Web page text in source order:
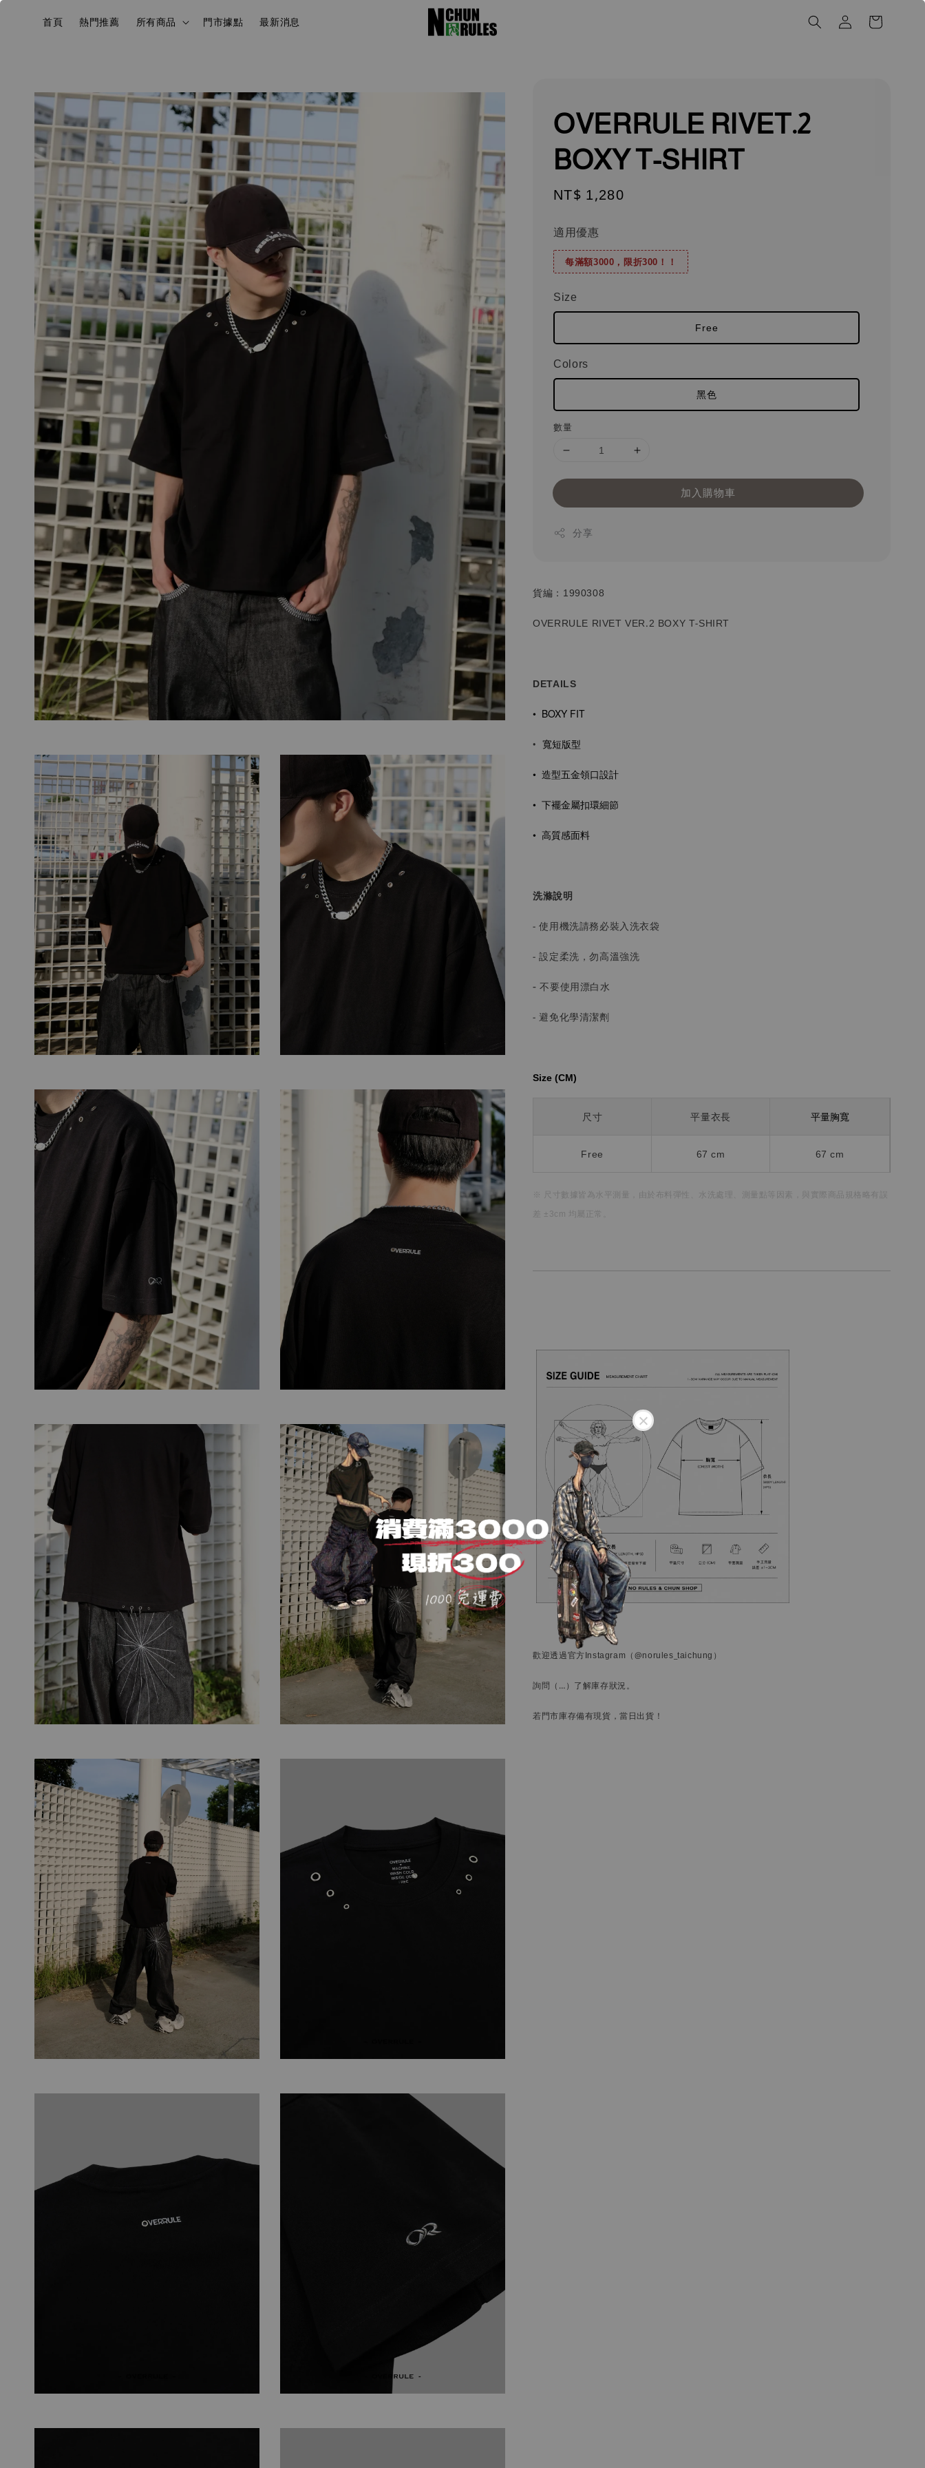
首頁 熱門推薦 所有商品 門市據點 最新消息
OVERRULE RIVET.2
BOXY T-SHIRT
Regular
NT$ 1,280
適用優惠
每滿額3000，限折300！！
Size
Free
Colors
黑色
數量
加入購物車
分享
貨編：1990308
OVERRULE RIVET VER.2 BOXY T-SHIRT
DETAILS
• BOXY FIT
• 寬短版型
• 造型五金領口設計
• 下襬金屬扣環細節
• 高質感面料
洗滌說明
- 使用機洗請務必裝入洗衣袋
- 設定柔洗，勿高溫強洗
-不要使用漂白水
- 避免化學清潔劑
Size (CM)⁡⁡
尺寸 平量衣長 平量胸寬
Free 67 cm 67 cm
※ 尺寸數據皆為水平測量， 由於布料彈性、水洗處理、測量點等因素，
與實際商品規格略有誤
差 ±3cm 均屬正常。
歡迎透過官方Instagram （@norules_taichung）
詢問 （…） 了解庫存狀況。
若門市庫存備有現貨，當日出貨！